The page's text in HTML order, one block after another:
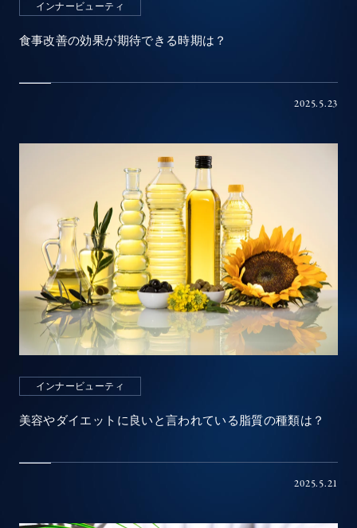
インナービューティ
食事改善の効果が期待できる時期は？
2025.5.23
インナービューティ
美容やダイエットに良いと言われている脂質の種類は？
2025.5.21